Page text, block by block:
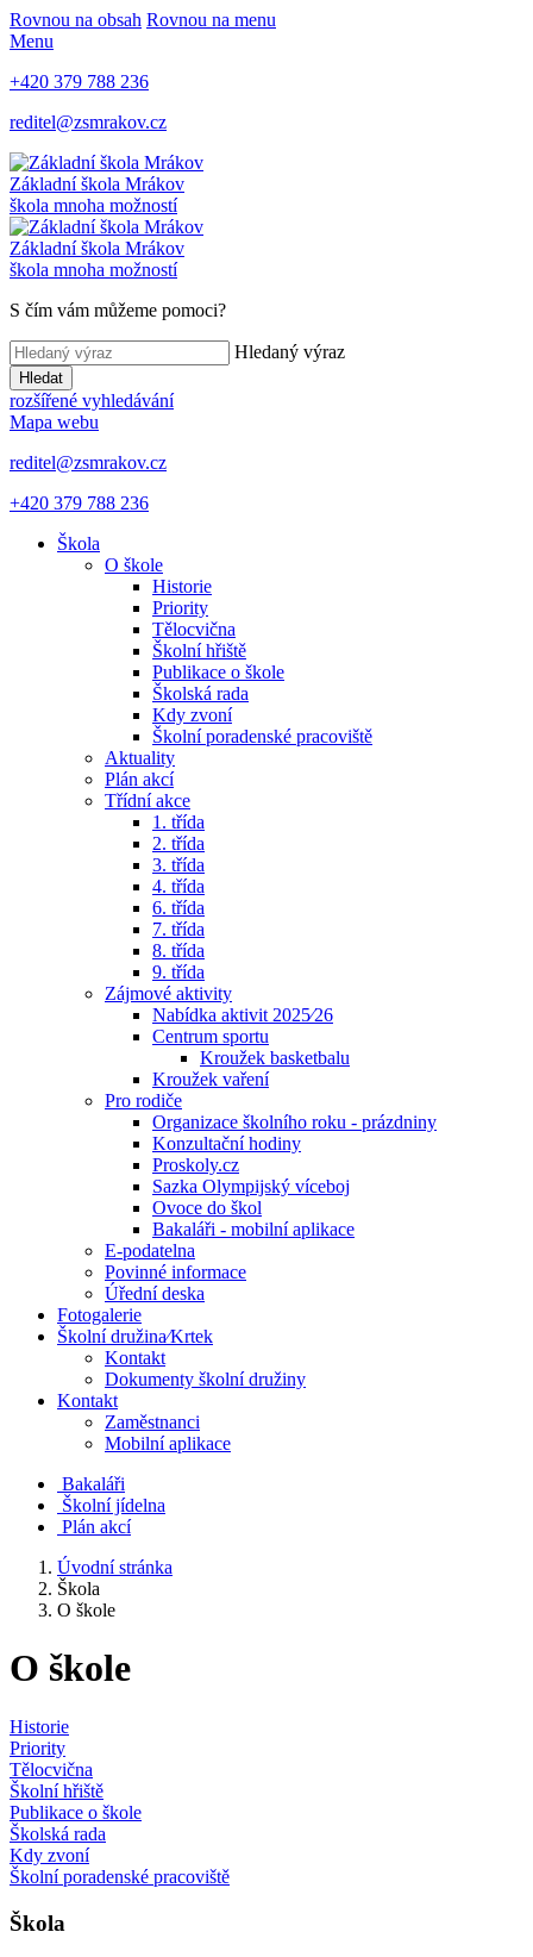
Rovnou na obsah Rovnou na menu
Menu
+420 379 788 236
reditel@zsmrakov.cz
Základní škola Mrákov
škola mnoha možností
Základní škola Mrákov
škola mnoha možností
S čím vám můžeme pomoci?
Hledaný výraz
Hledat
rozšířené vyhledávání
Mapa webu
reditel@zsmrakov.cz
+420 379 788 236
Škola
O škole
Historie
Priority
Tělocvična
Školní hřiště
Publikace o škole
Školská rada
Kdy zvoní
Školní poradenské pracoviště
Aktuality
Plán akcí
Třídní akce
1. třída
2. třída
3. třída
4. třída
6. třída
7. třída
8. třída
9. třída
Zájmové aktivity
Nabídka aktivit 2025⁄26
Centrum sportu
Kroužek basketbalu
Kroužek vaření
Pro rodiče
Organizace školního roku - prázdniny
Konzultační hodiny
Proskoly.cz
Sazka Olympijský víceboj
Ovoce do škol
Bakaláři - mobilní aplikace
E-podatelna
Povinné informace
Úřední deska
Fotogalerie
Školní družina⁄Krtek
Kontakt
Dokumenty školní družiny
Kontakt
Zaměstnanci
Mobilní aplikace
Bakaláři
Školní jídelna
Plán akcí
Úvodní stránka
Škola
O škole
O škole
Historie
Priority
Tělocvična
Školní hřiště
Publikace o škole
Školská rada
Kdy zvoní
Školní poradenské pracoviště
Škola